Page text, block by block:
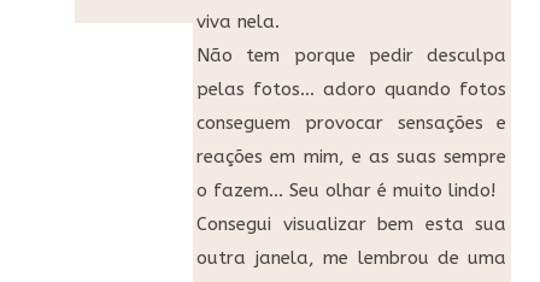
viva nela.
Não tem porque pedir desculpa
pelas fotos… adoro quando fotos
conseguem provocar sensações e
reações em mim, e as suas sempre
o fazem… Seu olhar é muito lindo!
Consegui visualizar bem esta sua
outra janela, me lembrou de uma